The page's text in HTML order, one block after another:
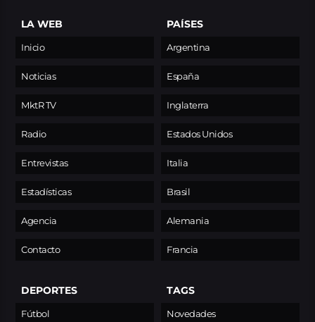
LA WEB
Inicio
Noticias
MktR TV
Radio
Entrevistas
Estadísticas
Agencia
Contacto
PAÍSES
Argentina
España
Inglaterra
Estados Unidos
Italia
Brasil
Alemania
Francia
DEPORTES
Fútbol
TAGS
Novedades